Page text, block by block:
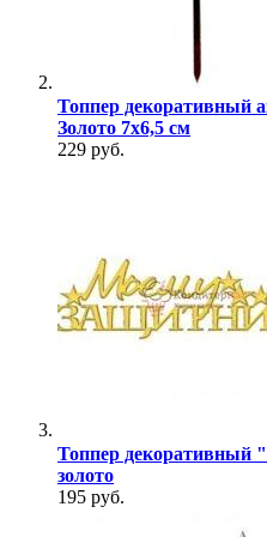
Топпер декоративный
Золото 7х6,5 см
229 руб.
Топпер декоративный
золото
195 руб.